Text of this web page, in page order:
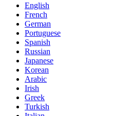
English
French
German
Portuguese
Spanish
Russian
Japanese
Korean
Arabic
Irish
Greek
Turkish